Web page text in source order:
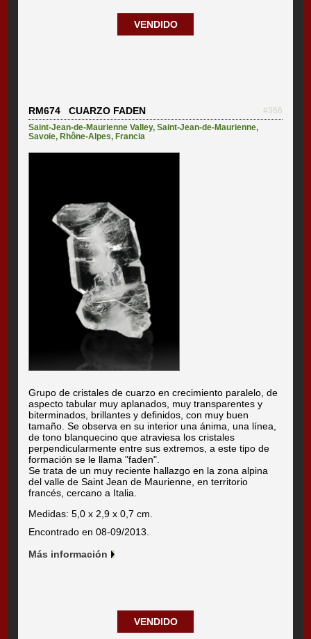
VENDIDO
RM674 CUARZO FADEN
#366
Saint-Jean-de-Maurienne Valley,Saint-Jean-de-Maurienne,
Savoie,Rhône-Alpes,Francia
Grupo de cristales de cuarzo en crecimiento paralelo, de
aspecto tabular muy aplanados, muy transparentes y
biterminados, brillantes y definidos, con muy buen
tamaño. Se observa en su interior una ánima, una línea,
de tono blanquecino que atraviesa los cristales
perpendicularmente entre sus extremos, a este tipo de
formación se le llama "faden".
Se trata de un muy reciente hallazgo en la zona alpina
del valle de Saint Jean de Maurienne, en territorio
francés, cercano a Italia.
Medidas: 5,0 x 2,9 x 0,7 cm.
Encontrado en 08-09/2013.
Más información
VENDIDO